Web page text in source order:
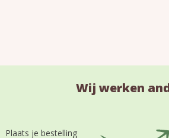
Wij werken
Plaats je bestelling